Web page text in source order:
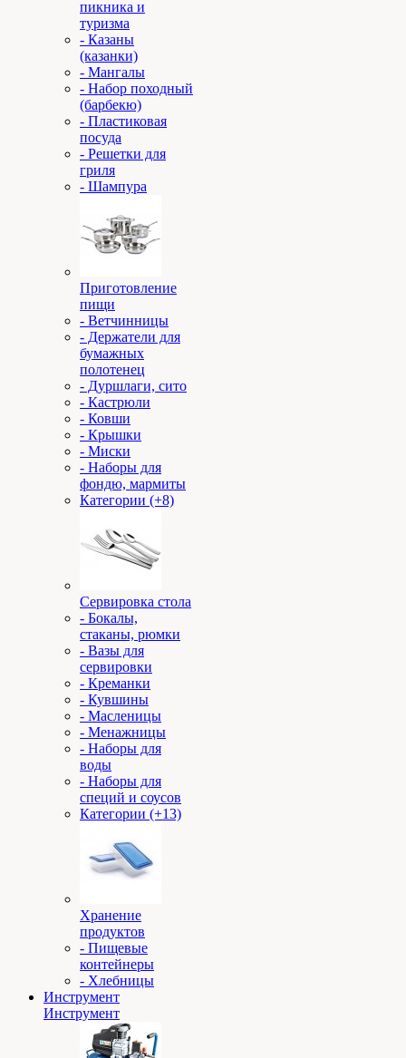
пикника и
туризма
- Казаны
(казанки)
- Мангалы
- Набор походный
(барбекю)
- Пластиковая
посуда
- Решетки для
гриля
- Шампура
Приготовление
пищи
- Ветчинницы
- Держатели для
бумажных
полотенец
- Дуршлаги, сито
- Кастрюли
- Ковши
- Крышки
- Миски
- Наборы для
фондю, мармиты
Категории (+8)
Сервировка стола
- Бокалы,
стаканы, рюмки
- Вазы для
сервировки
- Креманки
- Кувшины
- Масленицы
- Менажницы
- Наборы для
воды
- Наборы для
специй и соусов
Категории (+13)
Хранение
продуктов
- Пищевые
контейнеры
- Хлебницы
Инструмент
Инструмент